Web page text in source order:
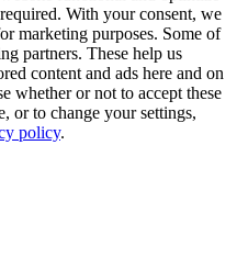
With your consent, we
marketing purposes. Some of
partners. These help us
content and ads here and on
whether or not to accept these
or to change your settings,
policy.